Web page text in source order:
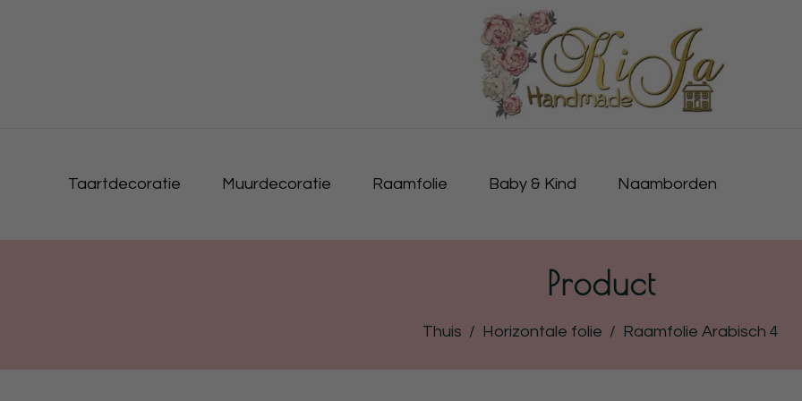
Taartdecoratie Muurdecoratie Raamfolie Baby & Kind Naamborden
Product
Thuis / Horizontale folie / Raamfolie Arabisch 4